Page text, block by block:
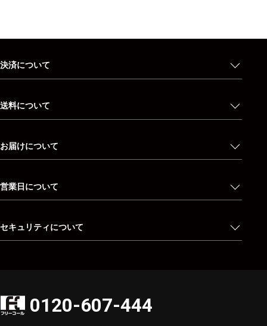
決済について
送料について
お届けについて
営業日について
セキュリティについて
0120-607-444